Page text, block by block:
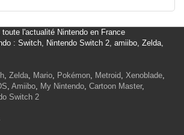
toute l'actualité Nintendo en France
: Switch, Nintendo Switch 2, amiibo, Zelda,
, Zelda, Mario, Pokémon, Metroid, Xenoblade,
, Amiibo, My Nintendo, Cartoon Master,
Switch 2